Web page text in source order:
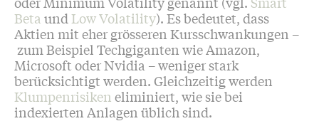
BetaundLow Volatility). Es bedeutet, dass
Aktien mit eher grösseren Kursschwankungen –
zum Beispiel Techgiganten wie Amazon,
Microsoft oder Nvidia – weniger stark
berücksichtigt werden. Gleichzeitig werden
Klumpenrisikeneliminiert, wie sie bei
indexierten Anlagen üblich sind.